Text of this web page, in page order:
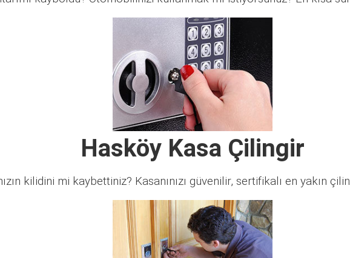
Hasköy Kasa Çilingir
kilidini mi kaybettiniz? Kasanınızı güvenilir, sertifikalı en yakın